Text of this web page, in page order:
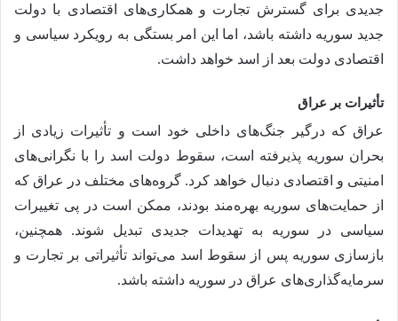
جدیدی برای گسترش تجارت و همکاری‌های اقتصادی با دولت
جدید سوریه داشته باشد، اما این امر بستگی به رویکرد سیاسی و
اقتصادی دولت بعد از اسد خواهد داشت.
تأثیرات بر عراق
عراق که درگیر جنگ‌های داخلی خود است و تأثیرات زیادی از
بحران سوریه پذیرفته است، سقوط دولت اسد را با نگرانی‌های
امنیتی و اقتصادی دنبال خواهد کرد. گروه‌های مختلف در عراق که
از حمایت‌های سوریه بهره‌مند بودند، ممکن است در پی تغییرات
سیاسی در سوریه به تهدیدات جدیدی تبدیل شوند. همچنین،
بازسازی سوریه پس از سقوط اسد می‌تواند تأثیراتی بر تجارت و
سرمایه‌گذاری‌های عراق در سوریه داشته باشد.